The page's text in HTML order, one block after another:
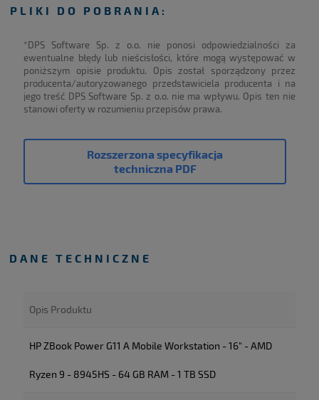
PLIKI DO POBRANIA:
*DPS Software Sp. z o.o. nie ponosi odpowiedzialności za
ewentualne błędy lub nieścisłości, które mogą występować w
poniższym opisie produktu. Opis został sporządzony przez
producenta/autoryzowanego przedstawiciela producenta i na
jego treść DPS Software Sp. z o.o. nie ma wpływu. Opis ten nie
stanowi oferty w rozumieniu przepisów prawa.
Rozszerzona specyfikacja
techniczna PDF
DANE TECHNICZNE
Opis Produktu
HP ZBook Power G11 A Mobile Workstation - 16" - AMD
Ryzen 9 - 8945HS - 64 GB RAM - 1 TB SSD